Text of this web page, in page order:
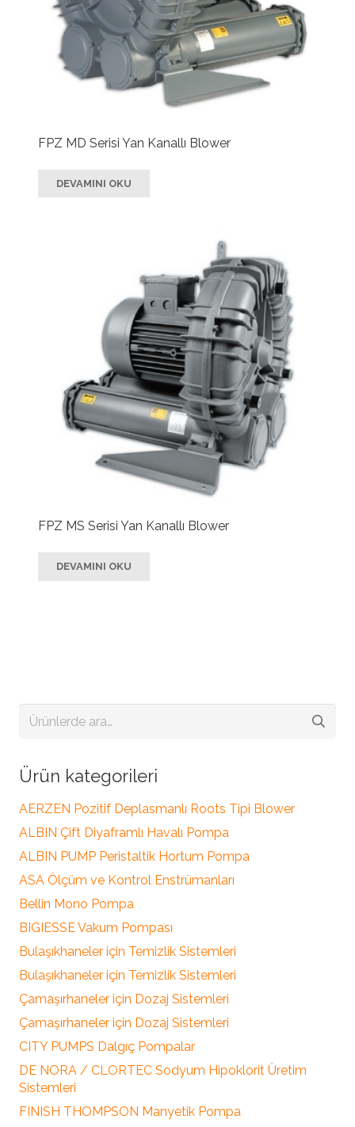
FPZ MD Serisi Yan Kanallı Blower
DEVAMINI OKU
FPZ MS Serisi Yan Kanallı Blower
DEVAMINI OKU
Ara:
Ürün kategorileri
AERZEN Pozitif Deplasmanlı Roots Tipi Blower
ALBIN Çift Diyaframlı Havalı Pompa
ALBIN PUMP Peristaltik Hortum Pompa
ASA Ölçüm ve Kontrol Enstrümanları
Bellin Mono Pompa
BIGIESSE Vakum Pompası
Bulaşıkhaneler için Temizlik Sistemleri
Bulaşıkhaneler için Temizlik Sistemleri
Çamaşırhaneler için Dozaj Sistemleri
Çamaşırhaneler için Dozaj Sistemleri
CITY PUMPS Dalgıç Pompalar
DE NORA / CLORTEC Sodyum Hipoklorit Üretim
Sistemleri
FINISH THOMPSON Manyetik Pompa